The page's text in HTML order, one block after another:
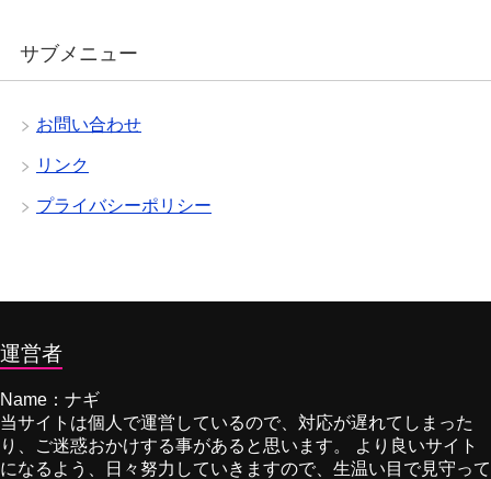
サブメニュー
お問い合わせ
リンク
プライバシーポリシー
運営者
Name：ナギ
当サイトは個人で運営しているので、対応が遅れてしまった
り、ご迷惑おかけする事があると思います。 より良いサイト
になるよう、日々努力していきますので、生温い目で見守って